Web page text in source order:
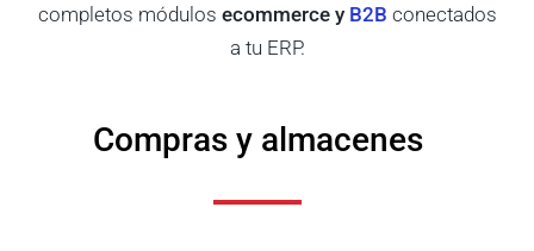
completos módulos ecommerce y B2B conectados
a tu ERP.
Compras y almacenes